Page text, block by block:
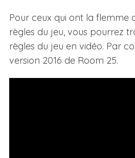
Pour ceux qui ont la flemme
règles du jeu, vous pourrez
règles du jeu en vidéo. Par
version 2016 de Room 25.